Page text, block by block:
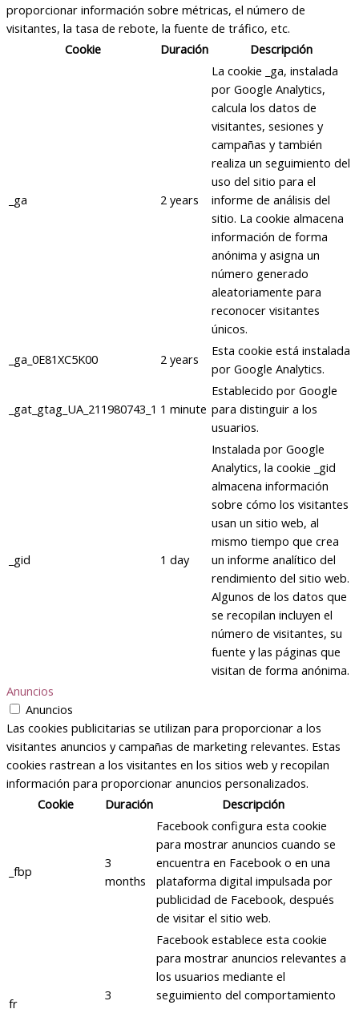
proporcionar información sobre métricas, el número de
visitantes, la tasa de rebote, la fuente de tráfico, etc.
Cookie
Duración Descripción
_ga 2 years
La cookie _ga, instalada
por Google Analytics,
calcula los datos de
visitantes, sesiones y
campañas y también
realiza un seguimiento del
uso del sitio para el
informe de análisis del
sitio. La cookie almacena
información de forma
anónima y asigna un
número generado
aleatoriamente para
reconocer visitantes
únicos.
_ga_0E81XC5K00
2 years
Esta cookie está instalada
por Google Analytics.
_gat_gtag_UA_211980743_1 1 minute
Establecido por Google
para distinguir a los
usuarios.
_gid 1 day
Instalada por Google
Analytics, la cookie _gid
almacena información
sobre cómo los visitantes
usan un sitio web, al
mismo tiempo que crea
un informe analítico del
rendimiento del sitio web.
Algunos de los datos que
se recopilan incluyen el
número de visitantes, su
fuente y las páginas que
visitan de forma anónima.
Anuncios
Anuncios
Las cookies publicitarias se utilizan para proporcionar a los
visitantes anuncios y campañas de marketing relevantes. Estas
cookies rastrean a los visitantes en los sitios web y recopilan
información para proporcionar anuncios personalizados.
Cookie
Duración Descripción
_fbp
3
months
Facebook configura esta cookie
para mostrar anuncios cuando se
encuentra en Facebook o en una
plataforma digital impulsada por
publicidad de Facebook, después
de visitar el sitio web.
fr
3
Facebook establece esta cookie
para mostrar anuncios relevantes a
los usuarios mediante el
seguimiento del comportamiento